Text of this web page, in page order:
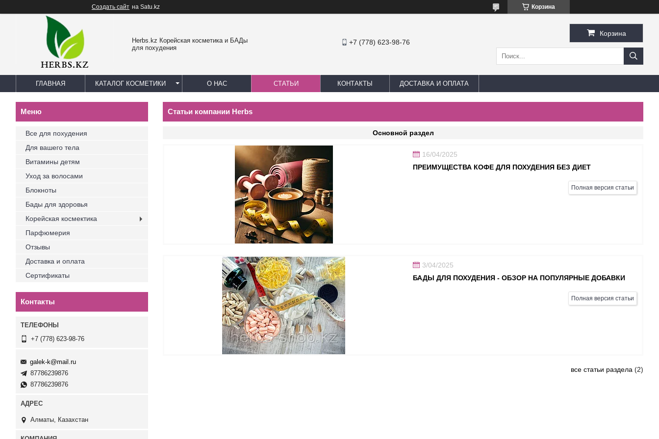
Создать сайт на Satu.kz Корзина
Herbs.kz Корейская косметика и БАДы
для похудения
+7 (778) 623-98-76
Корзина
ГЛАВНАЯ КАТАЛОГ КОСМЕТИКИ О НАС СТАТЬИ КОНТАКТЫ ДОСТАВКА И ОПЛАТА
Статьи компании Herbs
Основной раздел
16/04/2025
ПРЕИМУЩЕСТВА КОФЕ ДЛЯ ПОХУДЕНИЯ БЕЗ ДИЕТ
Полная версия статьи
3/04/2025
БАДЫ ДЛЯ ПОХУДЕНИЯ - ОБЗОР НА ПОПУЛЯРНЫЕ ДОБАВКИ
Полная версия статьи
все статьи раздела 2
Все для похудения
Для вашего тела
Витамины детям
Уход за волосами
Блокноты
Бады для здоровья
Корейская космектика
Парфюмерия
Отзывы
Доставка и оплата
Сертификаты
Контакты
+7 (778) 623-98-76
galek-k@mail.ru
87786239876
87786239876
Алматы, Казахстан